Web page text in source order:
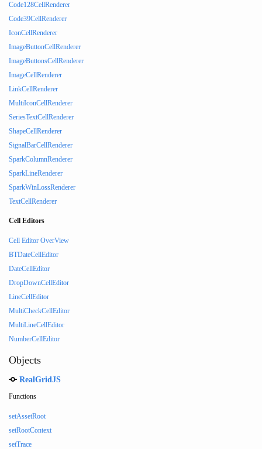
Code128CellRenderer
Code39CellRenderer
IconCellRenderer
ImageButtonCellRenderer
ImageButtonsCellRenderer
ImageCellRenderer
LinkCellRenderer
MultiIconCellRenderer
SeriesTextCellRenderer
ShapeCellRenderer
SignalBarCellRenderer
SparkColumnRenderer
SparkLineRenderer
SparkWinLossRenderer
TextCellRenderer
Cell Editors
Cell Editor OverView
BTDateCellEditor
DateCellEditor
DropDownCellEditor
LineCellEditor
MultiCheckCellEditor
MultiLineCellEditor
NumberCellEditor
Objects
RealGridJS
Functions
setAssetRoot
setRootContext
setTrace